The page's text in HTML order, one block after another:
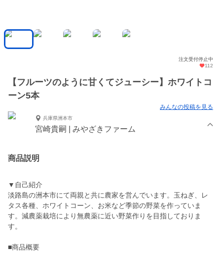
注文受付停止中
112
【フルーツのように甘くてジューシー】ホワイトコ
ーン5本
みんなの投稿を見る
兵庫県洲本市
宮崎貴嗣 | みやざきファーム
商品説明
▼自己紹介
淡路島の洲本市にて両親と共に農家を営んでいます。玉ねぎ、レ
タス各種、ホワイトコーン、お米など季節の野菜を作っていま
す。減農薬栽培により無農薬に近い野菜作りを目指しておりま
す。
■商品概要